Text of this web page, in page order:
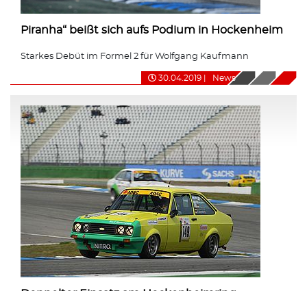
Piranha“ beißt sich aufs Podium in Hockenheim
Starkes Debüt im Formel 2 für Wolfgang Kaufmann
30.04.2019 News